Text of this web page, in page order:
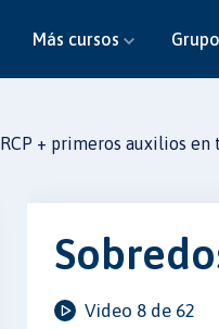
Más cursos
RCP + primeros auxilios en
Video 8 de 62